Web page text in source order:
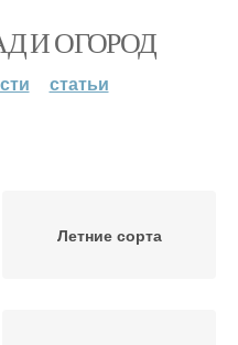
И ОГОРОД
статьи
Летние сорта